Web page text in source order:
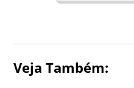
Veja Também: